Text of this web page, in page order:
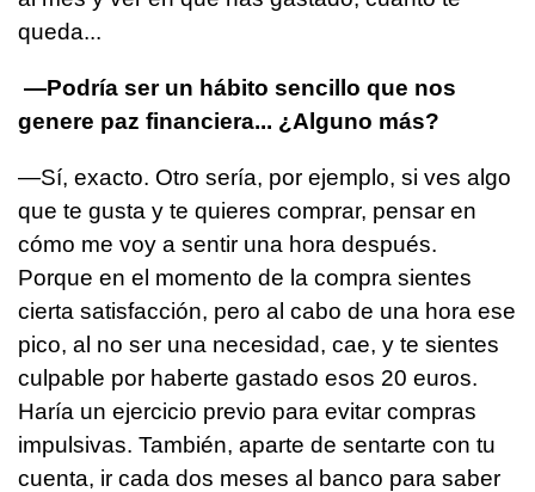
queda...
—Podría ser un hábito sencillo que nos
genere paz financiera... ¿Alguno más?
—Sí, exacto. Otro sería, por ejemplo, si ves algo
que te gusta y te quieres comprar, pensar en
cómo me voy a sentir una hora después.
Porque en el momento de la compra sientes
cierta satisfacción, pero al cabo de una hora ese
pico, al no ser una necesidad, cae, y te sientes
culpable por haberte gastado esos 20 euros.
Haría un ejercicio previo para evitar compras
impulsivas. También, aparte de sentarte con tu
cuenta, ir cada dos meses al banco para saber